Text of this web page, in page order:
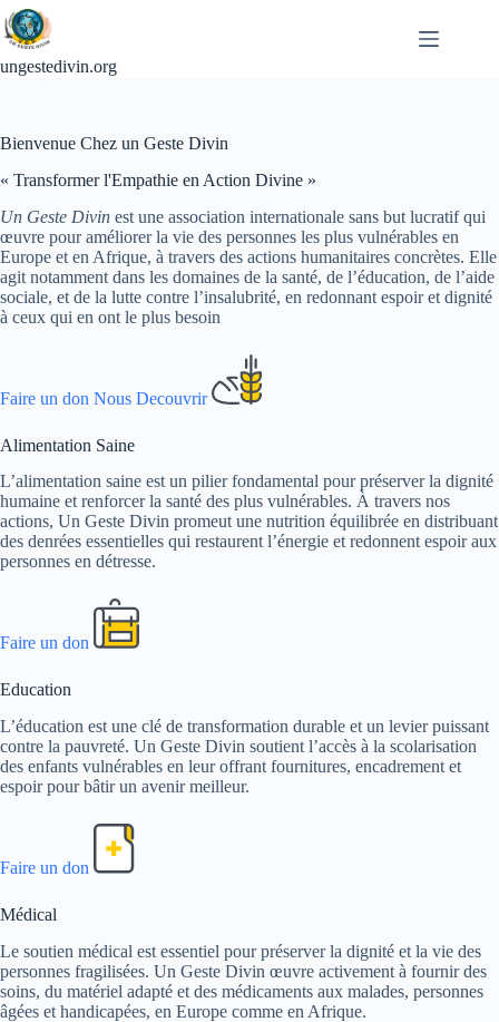
Passer
au
contenu
ungestedivin.org
Bienvenue Chez un Geste Divin
« Transformer l'Empathie en Action Divine »
Un Geste Divin est une association internationale sans but lucratif qui
œuvre pour améliorer la vie des personnes les plus vulnérables en
Europe et en Afrique, à travers des actions humanitaires concrètes. Elle
agit notamment dans les domaines de la santé, de l’éducation, de l’aide
sociale, et de la lutte contre l’insalubrité, en redonnant espoir et dignité
à ceux qui en ont le plus besoin
Faire un don Nous Decouvrir
Alimentation Saine
L’alimentation saine est un pilier fondamental pour préserver la dignité
humaine et renforcer la santé des plus vulnérables. À travers nos
actions, Un Geste Divin promeut une nutrition équilibrée en distribuant
des denrées essentielles qui restaurent l’énergie et redonnent espoir aux
personnes en détresse.
Faire un don
Education
L’éducation est une clé de transformation durable et un levier puissant
contre la pauvreté. Un Geste Divin soutient l’accès à la scolarisation
des enfants vulnérables en leur offrant fournitures, encadrement et
espoir pour bâtir un avenir meilleur.
Faire un don
Médical
Le soutien médical est essentiel pour préserver la dignité et la vie des
personnes fragilisées. Un Geste Divin œuvre activement à fournir des
soins, du matériel adapté et des médicaments aux malades, personnes
âgées et handicapées, en Europe comme en Afrique.